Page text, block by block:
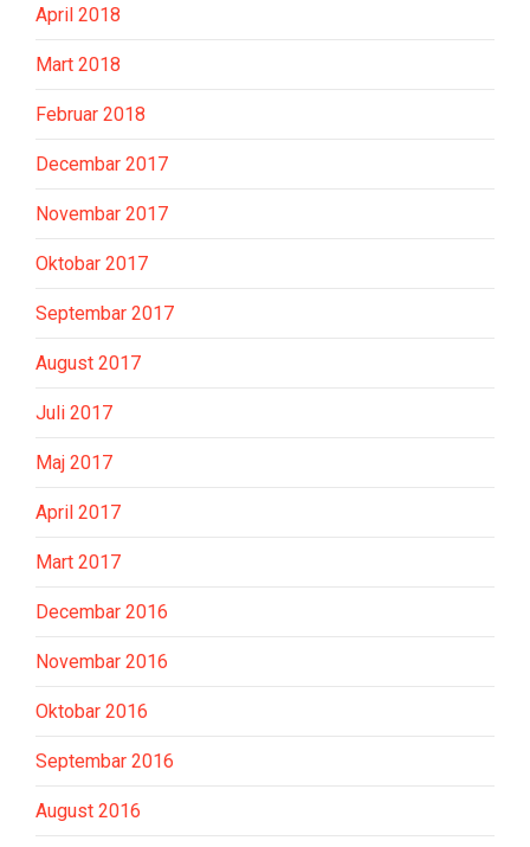
April 2018
Mart 2018
Februar 2018
Decembar 2017
Novembar 2017
Oktobar 2017
Septembar 2017
August 2017
Juli 2017
Maj 2017
April 2017
Mart 2017
Decembar 2016
Novembar 2016
Oktobar 2016
Septembar 2016
August 2016